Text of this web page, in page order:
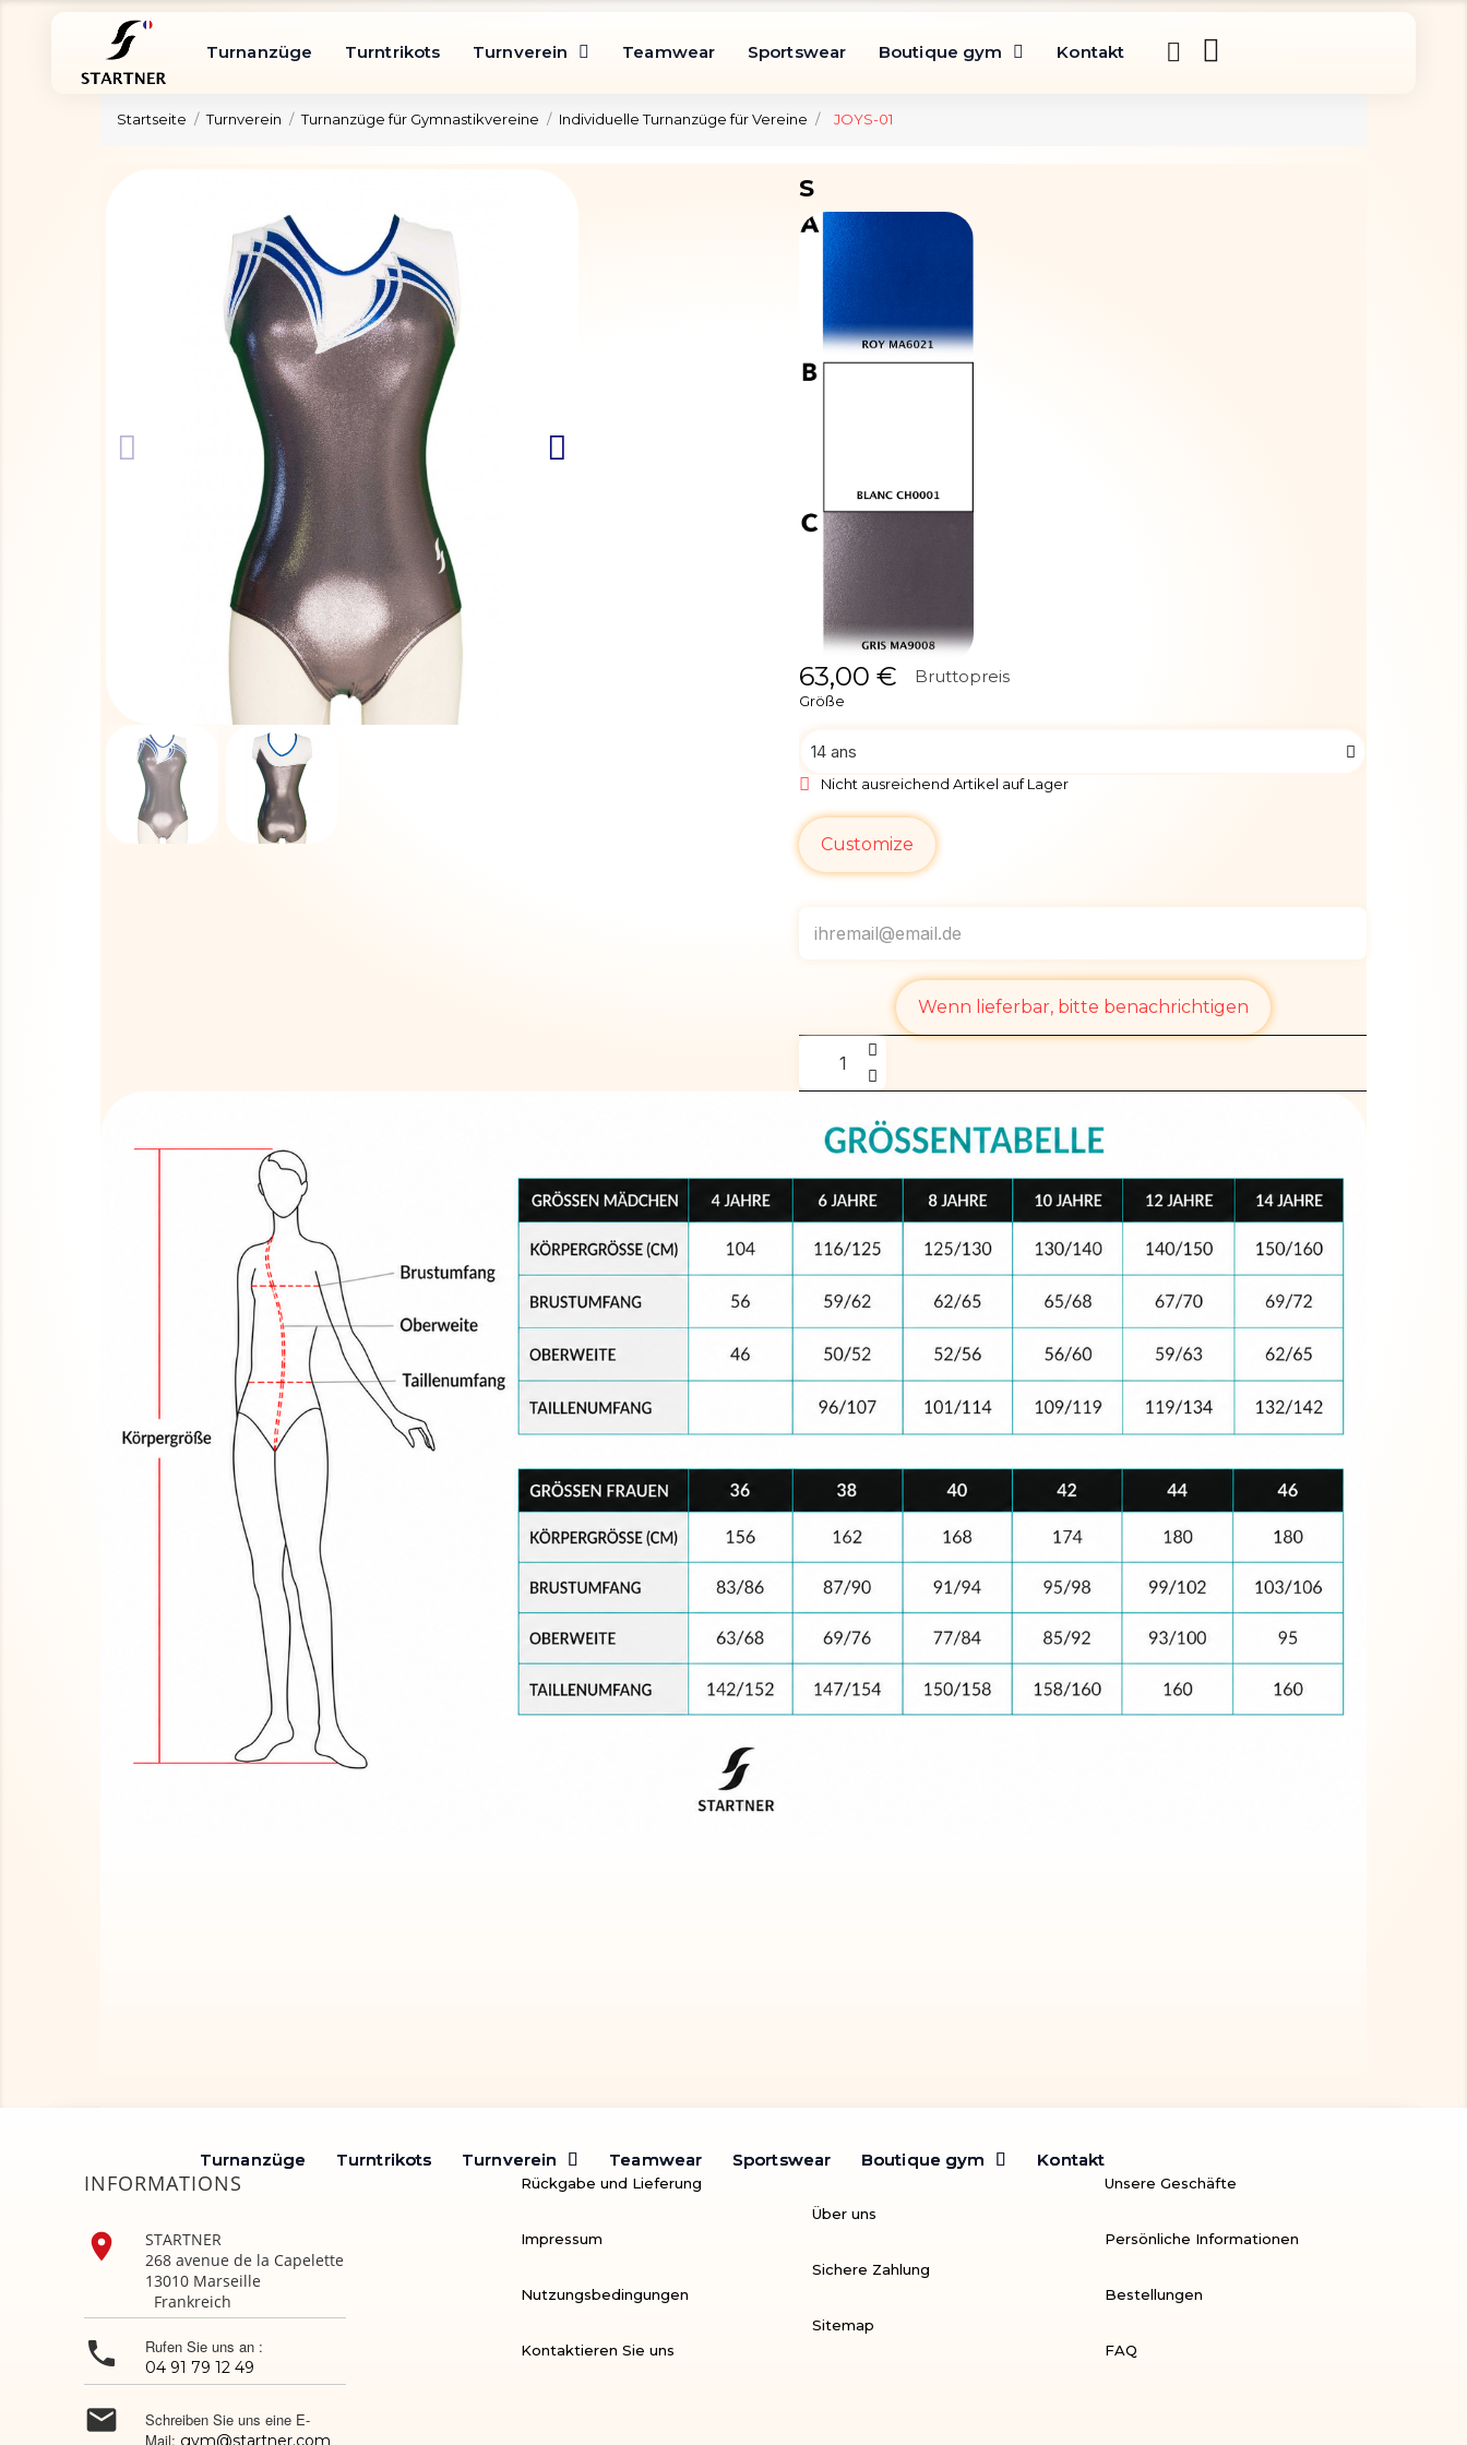
Turnanzüge Turntrikots Turnverein Teamwear Sportswear Boutique gym Kontakt
Startseite Turnverein Turnanzüge für Gymnastikvereine Individuelle Turnanzüge für Vereine JOYS-01
S
63,00 € Bruttopreis
Größe
Nicht ausreichend Artikel auf Lager
Customize
Wenn lieferbar, bitte benachrichtigen
Turnanzüge Turntrikots Turnverein Teamwear Sportswear Boutique gym Kontakt
Turnanzüge Turntrikots Turnverein Teamwear Sportswear Boutique gym Kontakt
INFORMATIONS

STARTNER
268 avenue de la Capelette
13010 Marseille
Frankreich
 Rufen Sie uns an :
04 91 79 12 49

Schreiben Sie uns eine E-
Mail: gym@startner.com
Rückgabe und Lieferung
Impressum
Nutzungsbedingungen
Kontaktieren Sie uns
Über uns
Sichere Zahlung
Sitemap
Unsere Geschäfte
Persönliche Informationen
Bestellungen
FAQ